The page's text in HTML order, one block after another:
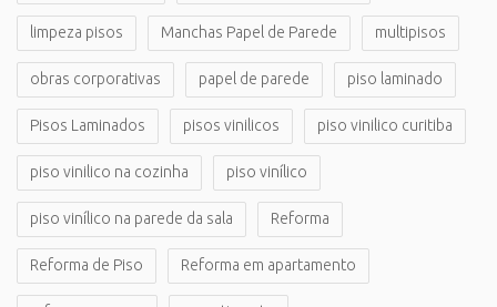
limpeza pisos Manchas Papel de Parede multipisos
obras corporativas papel de parede piso laminado
Pisos Laminados pisos vinilicos piso vinilico curitiba
piso vinilico na cozinha piso vinílico
piso vinílico na parede da sala Reforma
Reforma de Piso Reforma em apartamento